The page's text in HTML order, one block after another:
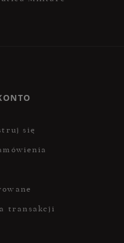
się
transakcji